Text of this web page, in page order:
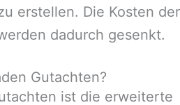
erstellen. Die Kosten der
dadurch gesenkt.
Gutachten?
ist die erweiterte